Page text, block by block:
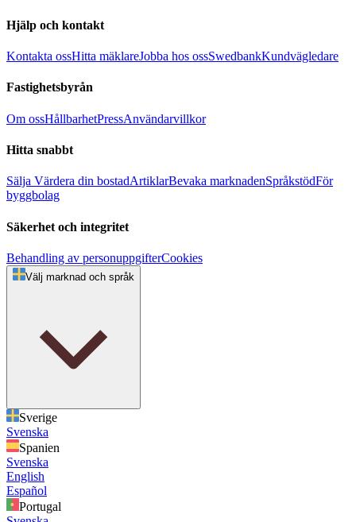
Hjälp och kontakt
Kontakta ossHitta mäklareJobba hos ossSwedbankKundvägledare
Fastighetsbyrån
Om ossHållbarhetPressAnvändarvillkor
Hitta snabbt
Sälja Värdera din bostadArtiklarBevaka marknadenSpråkstödFör
byggbolag
Säkerhet och integritet
Behandling av personuppgifterCookies
Välj marknad och språk
Sverige
Svenska
Spanien
Svenska
English
Español
Portugal